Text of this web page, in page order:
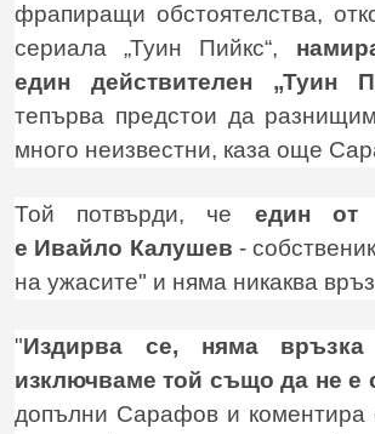
фрапиращи обстоятелства,
сериала „Туин Пийкс“,
един действителен „Туин
тепърва предстои да
много неизвестни, каза още
Той потвърди, че един от
е Ивайло Калушев -
на ужасите" и няма никаква
"Издирва се, няма
изключваме той също да не е
допълни Сарафов и коментира